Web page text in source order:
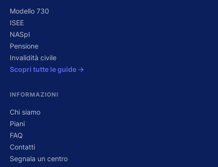
Modello 730
ISEE
NASpI
Pensione
Invalidità civile
Scopri tutte le guide →
INFORMAZIONI
Chi siamo
Piani
FAQ
Contatti
Segnala un centro